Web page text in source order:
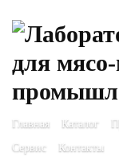
Главная Каталог
Сервис
Контакты